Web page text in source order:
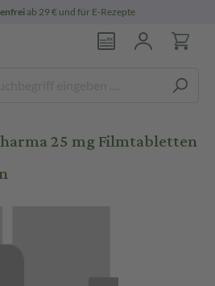
ab 29 € und für E-Rezepte
25 mg Filmtabletten